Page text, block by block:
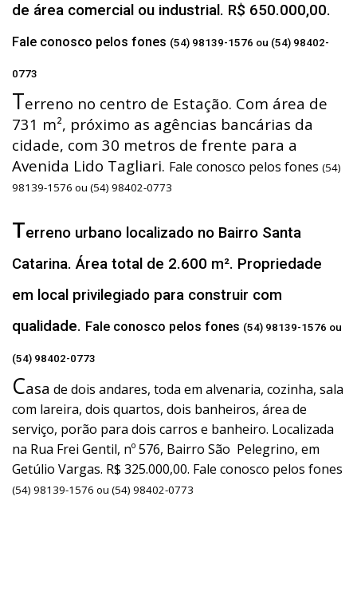
de área comercial ou industrial. R$ 650.000,00.
Fale conosco pelos fones (54) 98139-1576 ou (54) 98402-
0773
Terreno no centro de Estação. Com área de
731 m², próximo as agências bancárias da
cidade, com 30 metros de frente para a
Avenida Lido Tagliari. Fale conosco pelos fones (54)
98139-1576 ou (54) 98402-0773
Terreno urbano localizado no Bairro Santa
Catarina. Área total de 2.600 m². Propriedade
em local privilegiado para construir com
qualidade. Fale conosco pelos fones (54) 98139-1576 ou
(54) 98402-0773
Casa de dois andares, toda em alvenaria, cozinha, sala
com lareira, dois quartos, dois banheiros, área de
serviço, porão para dois carros e banheiro. Localizada
na Rua Frei Gentil, nº 576, Bairro São Pelegrino, em
Getúlio Vargas. R$ 325.000,00. Fale conosco pelos fones
(54) 98139-1576 ou (54) 98402-0773